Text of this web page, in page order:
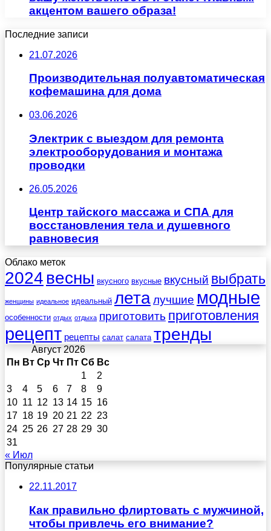
акцентом вашего образа!
Последние записи
21.07.2026
Производительная полуавтоматическая
кофемашина для дома
03.06.2026
Электрик с выездом для ремонта
электрооборудования и монтажа
проводки
26.05.2026
Центр тайского массажа и СПА для
восстановления тела и душевного
равновесия
Облако меток
2024 весны вкусного вкусные вкусный выбрать
женщины идеальное идеальный леталучшие модные
особенности отдых отдыха приготовить приготовления
рецепт рецепты салат салата тренды
Август 2026
Пн Вт Ср Чт Пт Сб Вс
1
2
3
4 5 6 7 8
9
10 11 12 13 14 15 16
17 18 19 20 21 22 23
24 25 26 27 28 29 30
31
« Июл
Популярные статьи
22.11.2017
Как правильно флиртовать с мужчиной,
чтобы привлечь его внимание?